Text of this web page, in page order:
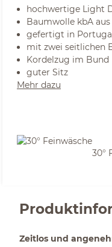
hochwertige Light
Baumwolle kbA
gefertigt in
mit zwei seitlichen
Kordelzug im Bund
guter Sitz
Mehr dazu
30°
Zeitlos und